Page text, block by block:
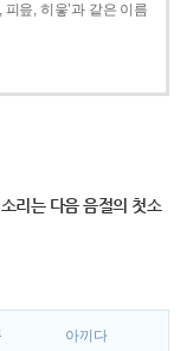
피읖, 히읗’과 같은 이름
리는 다음 음절의 첫소
아끼다